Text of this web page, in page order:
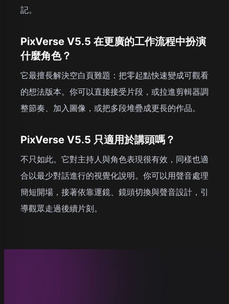
記。
PixVerse V5.5 在更廣的工作流程中扮演
什麼角色？
它最擅長解決空白頁難題：把零起點快速變成可觀看
的想法版本。你可以直接接受片段，或拉進剪輯器調
整節奏、加入圖像，或把多段堆疊成更長的作品。
PixVerse V5.5 只適用於講頭嗎？
不只如此。它對主持人與角色表現很有效，同樣也適
合以最少對話進行的視覺化說明。你可以用聲音處理
簡短開場，接著依靠運鏡、鏡頭切換與聲音設計，引
導觀眾走過後續片刻。